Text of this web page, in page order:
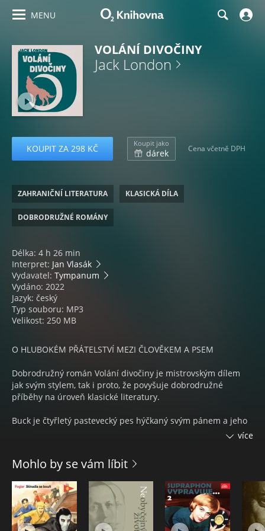
MENU
VOLÁNÍ DIVOČINY
Jack London
KOUPIT ZA 298 KČ Koupit jako
dárek Cena včetně DPH
ZAHRANIČNÍ LITERATURA KLASICKÁ DÍLA
DOBRODRUŽNÉ ROMÁNY
Délka: 4 h 26 min
Interpret: Jan Vlasák
Vydavatel: Tympanum
Vydáno: 2022
Jazyk: český
Typ souboru: MP3
Velikost: 250 MB
O HLUBOKÉM PŘÁTELSTVÍ MEZI ČLOVĚKEM A PSEM
Dobrodružný román Volání divočiny je mistrovským dílem
jak svým stylem, tak i proto, že povyšuje dobrodružné
příběhy na úroveň klasické literatury.
Buck je čtyřletý pastevecký pes hýčkaný svým pánem a jeho
rodinou. Jeho život se rázem změní ve chvíli, kdy je unesen a
do saní v těžkém sněhu, zde mají obrovskou cenu. Jen díky
své houževnatosti a přátelství se zálesákem Thorntonem
dokáže Buck přežít mezi krutými lidmi. V novém prostředí
brzy zjistí, že jeho vrozené instinkty mu umožní nejen přežít,
ale že ve svobodném, volném a divokém životě nakonec
nachází i zalíbení. Světově nejčtenější Londonova kniha s
více
Mohlo by se vám líbit